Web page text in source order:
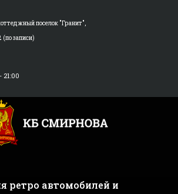
поселок "Гранит",
записи)
ретро автомобилей и